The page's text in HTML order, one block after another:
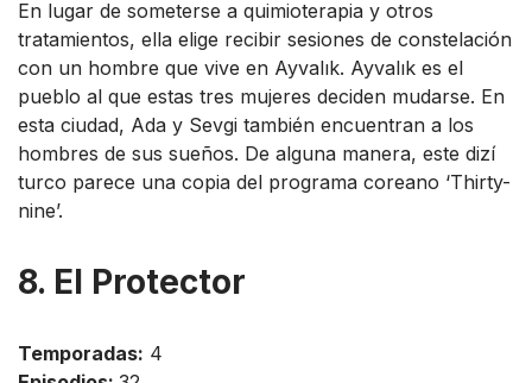
En lugar de someterse a quimioterapia y otros
tratamientos, ella elige recibir sesiones de constelación
con un hombre que vive en Ayvalık. Ayvalık es el
pueblo al que estas tres mujeres deciden mudarse. En
esta ciudad, Ada y Sevgi también encuentran a los
hombres de sus sueños. De alguna manera, este dizí
turco parece una copia del programa coreano ‘Thirty-
nine’.
8. El Protector
Temporadas: 4